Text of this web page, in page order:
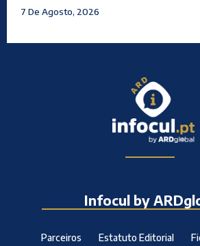
7 De Agosto, 2026
Infocul by
Parceiros Estatuto Editorial